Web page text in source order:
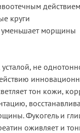
действием
круги
уменьшает морщины
усталой, не
тон кожи,
Фукогель и
оживляет и